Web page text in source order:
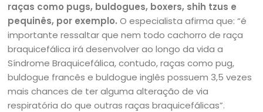
raças como pugs, buldogues, boxers, shih tzus e
pequinês, por exemplo. O especialista afirma que: “é
importante ressaltar que nem todo cachorro de raça
braquicefálica irá desenvolver ao longo da vida a
Síndrome Braquicefálica, contudo, raças como pug,
buldogue francês e buldogue inglês possuem 3,5 vezes
mais chances de ter alguma alteração de via
respiratória do que outras raças braquicefálicas”.